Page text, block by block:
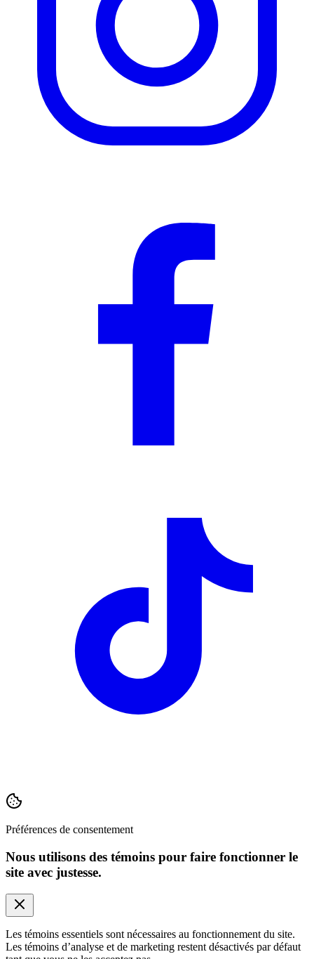
Préférences de consentement
Nous utilisons des témoins pour faire fonctionner le
site avec justesse.
Les témoins essentiels sont nécessaires au fonctionnement du site.
Les témoins d’analyse et de marketing restent désactivés par défaut